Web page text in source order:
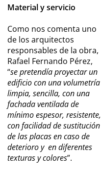
Material y servicio
Como nos comenta uno
de los arquitectos
responsables de la obra,
Rafael Fernando Pérez,
“se pretendía proyectar un
edificio con una volumetría
limpia, sencilla, con una
fachada ventilada de
mínimo espesor, resistente,
con facilidad de sustitución
de las placas en caso de
deterioro y en diferentes
texturas y colores”.